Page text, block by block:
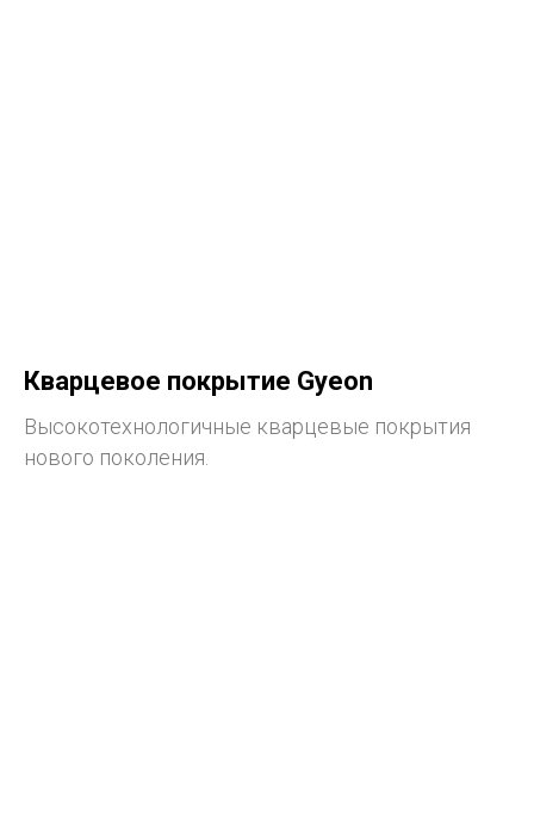
Кварцевое покрытие Gyeon
Высокотехнологичные кварцевые покрытия
нового поколения.